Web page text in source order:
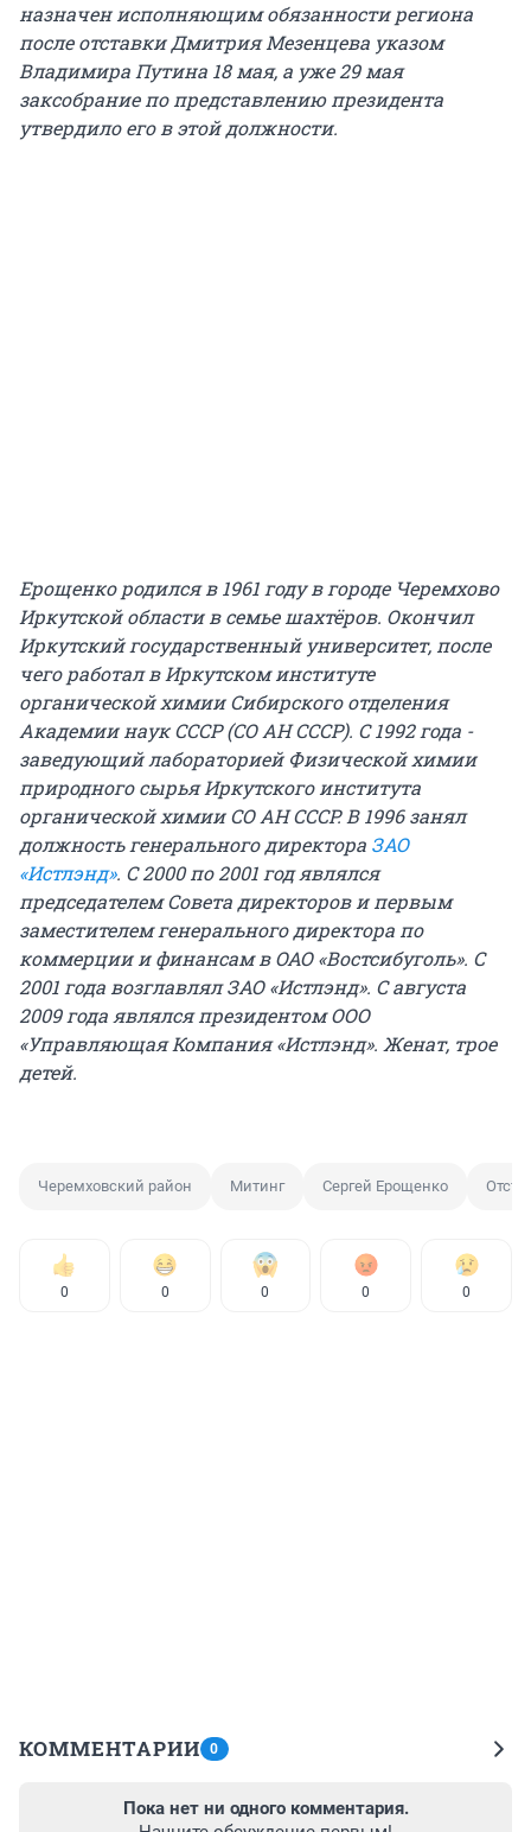
назначен исполняющим обязанности региона
после отставки Дмитрия Мезенцева указом
Владимира Путина 18 мая, а уже 29 мая
заксобрание по представлению президента
утвердило его в этой должности.
Ерощенко родился в 1961 году в городе Черемхово
Иркутской области в семье шахтёров. Окончил
Иркутский государственный университет, после
чего работал в Иркутском институте
органической химии Сибирского отделения
Академии наук СССР (СО АН СССР). С 1992 года -
заведующий лабораторией Физической химии
природного сырья Иркутского института
органической химии СО АН СССР. В 1996 занял
должность генерального директора ЗАО
«Истлэнд». С 2000 по 2001 год являлся
председателем Совета директоров и первым
заместителем генерального директора по
коммерции и финансам в ОАО «Востсибуголь». С
2001 года возглавлял ЗАО «Истлэнд». С августа
2009 года являлся президентом ООО
«Управляющая Компания «Истлэнд». Женат, трое
детей.
Черемховский район Митинг Сергей Ерощенко
0 0 0 0 0
КОММЕНТАРИИ 0
Пока нет ни одного комментария.